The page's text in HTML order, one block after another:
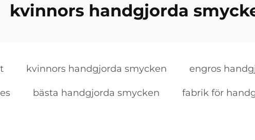
kvinnors handgjorda
kvinnors handgjorda smycken engros
bästa handgjorda smycken fabrik för